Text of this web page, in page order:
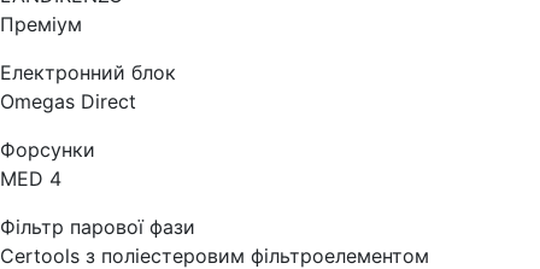
Преміум
Електронний блок
Omegas Direct
Форсунки
MED 4
Фільтр парової фази
Certools з поліестеровим фільтроелементом